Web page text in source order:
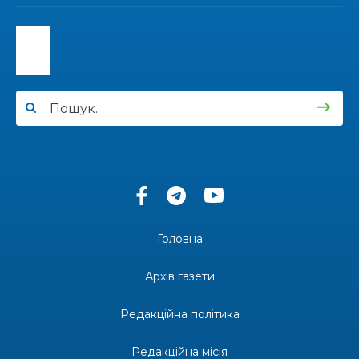
13:33
30 лип
«Дві музи» у Рівному: свято краси, мистецтва
Одна з найяскравіших постатей Бахмута –
Головна
Архів газети
Редакційна політика
Редакційна місія